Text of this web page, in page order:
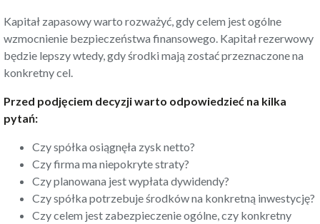
Kapitał zapasowy warto rozważyć, gdy celem jest ogólne
wzmocnienie bezpieczeństwa finansowego. Kapitał rezerwowy
będzie lepszy wtedy, gdy środki mają zostać przeznaczone na
konkretny cel.
Przed podjęciem decyzji warto odpowiedzieć na kilka
pytań:
Czy spółka osiągnęła zysk netto?
Czy firma ma niepokryte straty?
Czy planowana jest wypłata dywidendy?
Czy spółka potrzebuje środków na konkretną inwestycję?
Czy celem jest zabezpieczenie ogólne, czy konkretny